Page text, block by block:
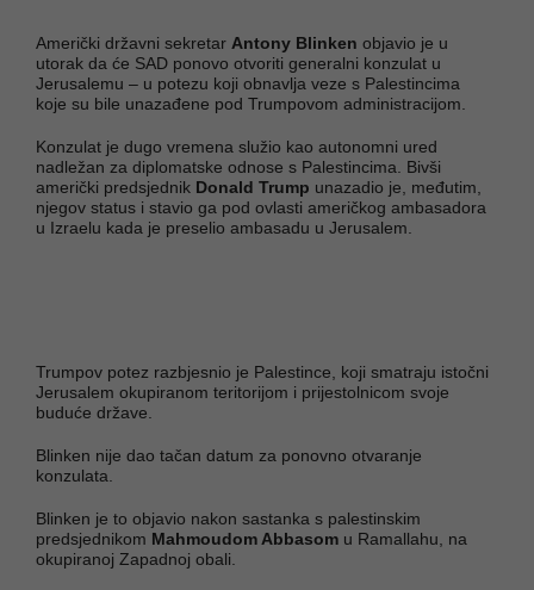
Američki državni sekretar Antony Blinken objavio je u
utorak da će SAD ponovo otvoriti generalni konzulat u
Jerusalemu – u potezu koji obnavlja veze s Palestincima
koje su bile unazađene pod Trumpovom administracijom.
Konzulat je dugo vremena služio kao autonomni ured
nadležan za diplomatske odnose s Palestincima. Bivši
američki predsjednik Donald Trump unazadio je, međutim,
njegov status i stavio ga pod ovlasti američkog ambasadora
u Izraelu kada je preselio ambasadu u Jerusalem.
Trumpov potez razbjesnio je Palestince, koji smatraju istočni
Jerusalem okupiranom teritorijom i prijestolnicom svoje
buduće države.
Blinken nije dao tačan datum za ponovno otvaranje
konzulata.
Blinken je to objavio nakon sastanka s palestinskim
predsjednikom Mahmoudom Abbasom u Ramallahu, na
okupiranoj Zapadnoj obali.